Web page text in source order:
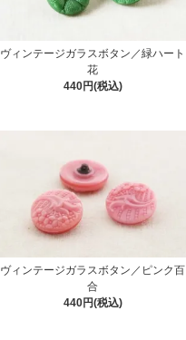
ヴィンテージガラスボタン／緑ハート
花
440円(税込)
ヴィンテージガラスボタン／ピンク百
合
440円(税込)